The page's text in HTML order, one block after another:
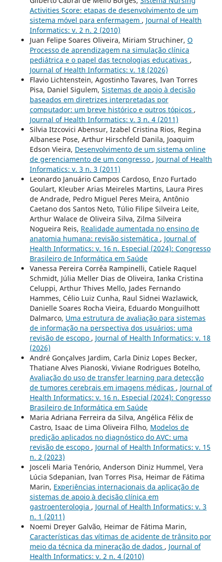
Activities Score: etapas de desenvolvimento de um
sistema móvel para enfermagem , Journal of Health
Informatics: v. 2 n. 2 (2010)
Juan Felipe Soares Oliveira, Miriam Struchiner, O
Processo de aprendizagem na simulação clínica
pediátrica e o papel das tecnologias educativas ,
Journal of Health Informatics: v. 18 (2026)
Flavio Lichtenstein, Agostinho Tavares, Ivan Torres
Pisa, Daniel Sigulem, Sistemas de apoio à decisão
baseados em diretrizes interpretadas por
computador: um breve histórico e outros tópicos ,
Journal of Health Informatics: v. 3 n. 4 (2011)
Silvia Itzcovici Abensur, Izabel Cristina Rios, Regina
Albanese Pose, Arthur Hirschfeld Danila, Joaquim
Edson Vieira, Desenvolvimento de um sistema online
de gerenciamento de um congresso , Journal of Health
Informatics: v. 3 n. 3 (2011)
Leonardo Januário Campos Cardoso, Enzo Furtado
Goulart, Kleuber Arias Meireles Martins, Laura Pires
de Andrade, Pedro Miguel Peres Meira, Antônio
Caetano dos Santos Neto, Túlio Filipe Silveira Leite,
Arthur Walace de Oliveira Silva, Zilma Silveira
Nogueira Reis, Realidade aumentada no ensino de
anatomia humana: revisão sistemática , Journal of
Health Informatics: v. 16 n. Especial (2024): Congresso
Brasileiro de Informática em Saúde
Vanessa Pereira Corrêa Rampinelli, Catiele Raquel
Schmidt, Júlia Meller Dias de Oliveira, Ianka Cristina
Celuppi, Arthur Thives Mello, Jades Fernando
Hammes, Célio Luiz Cunha, Raul Sidnei Wazlawick,
Danielle Soares Rocha Vieira, Eduardo Monguilhott
Dalmarco, Uma estrutura de avaliação para sistemas
de informação na perspectiva dos usuários: uma
revisão de escopo , Journal of Health Informatics: v. 18
(2026)
André Gonçalves Jardim, Carla Diniz Lopes Becker,
Thatiane Alves Pianoski, Viviane Rodrigues Botelho,
Avaliação do uso de transfer learning para detecção
de tumores cerebrais em imagens médicas , Journal of
Health Informatics: v. 16 n. Especial (2024): Congresso
Brasileiro de Informática em Saúde
Maria Adriana Ferreira da Silva, Angélica Félix de
Castro, Isaac de Lima Oliveira Filho, Modelos de
predição aplicados no diagnóstico do AVC: uma
revisão de escopo , Journal of Health Informatics: v. 15
n. 2 (2023)
Josceli Maria Tenório, Anderson Diniz Hummel, Vera
Lúcia Sdepanian, Ivan Torres Pisa, Heimar de Fátima
Marin, Experiências internacionais da aplicação de
sistemas de apoio à decisão clínica em
gastroenterologia , Journal of Health Informatics: v. 3
n. 1 (2011)
Noemi Dreyer Galvão, Heimar de Fátima Marin,
Características das vítimas de acidente de trânsito por
meio da técnica da mineração de dados , Journal of
Health Informatics: v. 2 n. 4 (2010)